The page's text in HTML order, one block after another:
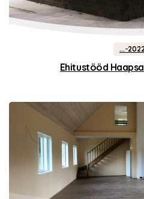
...-2022
Ehitustööd